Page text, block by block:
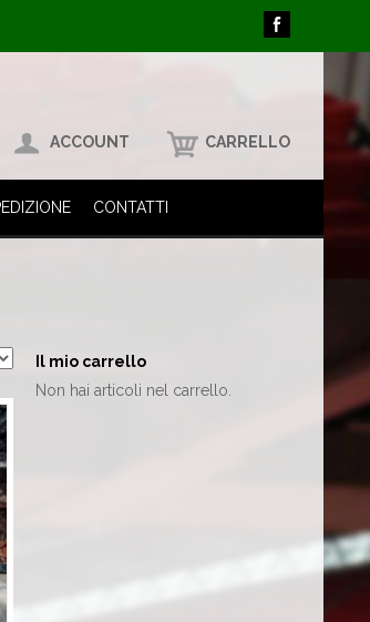
ACCOUNT CARRELLO
CONTATTI
Il mio carrello
Non hai articoli nel carrello.